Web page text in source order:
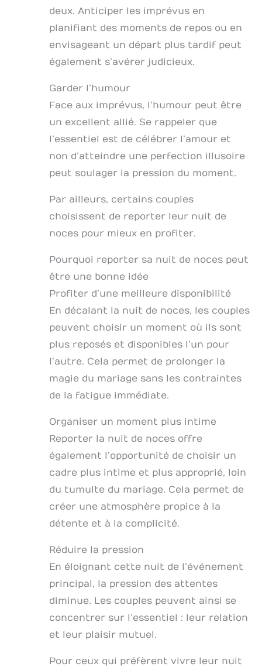
deux. Anticiper les imprévus en
planifiant des moments de repos ou en
envisageant un départ plus tardif peut
également s’avérer judicieux.
Garder l’humour
Face aux imprévus, l’humour peut être
un excellent allié. Se rappeler que
l’essentiel est de célébrer l’amour et
non d’atteindre une perfection illusoire
peut soulager la pression du moment.
Par ailleurs, certains couples
choisissent de reporter leur nuit de
noces pour mieux en profiter.
Pourquoi reporter sa nuit de noces peut
être une bonne idée
Profiter d’une meilleure disponibilité
En décalant la nuit de noces, les couples
peuvent choisir un moment où ils sont
plus reposés et disponibles l’un pour
l’autre. Cela permet de prolonger la
magie du mariage sans les contraintes
de la fatigue immédiate.
Organiser un moment plus intime
Reporter la nuit de noces offre
également l’opportunité de choisir un
cadre plus intime et plus approprié, loin
du tumulte du mariage. Cela permet de
créer une atmosphère propice à la
détente et à la complicité.
Réduire la pression
En éloignant cette nuit de l’événement
principal, la pression des attentes
diminue. Les couples peuvent ainsi se
concentrer sur l’essentiel : leur relation
et leur plaisir mutuel.
Pour ceux qui préfèrent vivre leur nuit